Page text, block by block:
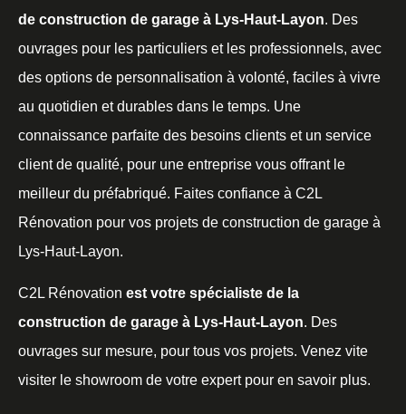
de construction de garage à Lys-Haut-Layon. Des
ouvrages pour les particuliers et les professionnels, avec
des options de personnalisation à volonté, faciles à vivre
au quotidien et durables dans le temps. Une
connaissance parfaite des besoins clients et un service
client de qualité, pour une entreprise vous offrant le
meilleur du préfabriqué. Faites confiance à C2L
Rénovation pour vos projets de construction de garage à
Lys-Haut-Layon.
C2L Rénovation est votre spécialiste de la
construction de garage à Lys-Haut-Layon. Des
ouvrages sur mesure, pour tous vos projets. Venez vite
visiter le showroom de votre expert pour en savoir plus.